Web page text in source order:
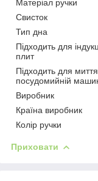
Матеріал ручки
Свисток
Тип дна
Підходить для
плит
Підходить для
посудомийній
Виробник
Країна виробник
Колір ручки
Приховати